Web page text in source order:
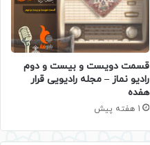
قسمت دویست و بیست و دوم
رادیو نماز – مجله رادیویی قرار
هفده
1 هفته پیش